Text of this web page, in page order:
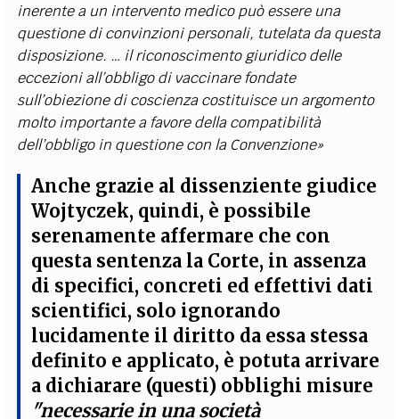
inerente a un intervento medico può essere una
questione di convinzioni personali, tutelata da questa
disposizione. … il riconoscimento giuridico delle
eccezioni all’obbligo di vaccinare fondate
sull’obiezione di coscienza costituisce un argomento
molto importante a favore della compatibilità
dell’obbligo in questione con la Convenzione»
Anche grazie al dissenziente giudice
Wojtyczek, quindi, è possibile
serenamente affermare che con
questa sentenza la Corte, in assenza
di specifici, concreti ed effettivi dati
scientifici, solo ignorando
lucidamente il diritto da essa stessa
definito e applicato, è potuta arrivare
a dichiarare (questi) obblighi misure
"necessarie in una società